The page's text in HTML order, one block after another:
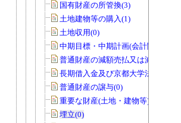
国有財産の所管換(3)
土地建物等の購入(1)
土地収用(0)
中期目標・中期計画(会計関係)(0)
普通財産の減額売払又は減額貸付(0)
長期借入金及び京都大学法人債(0)
普通財産の譲与(0)
重要な財産(土地・建物等)(0)
埋立(0)